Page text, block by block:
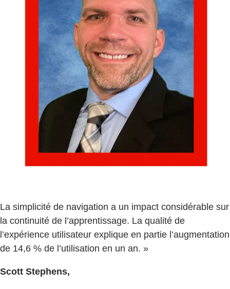
La simplicité de navigation a un impact considérable sur
la continuité de l’apprentissage. La qualité de
l’expérience utilisateur explique en partie l’augmentation
de 14,6 % de l’utilisation en un an. »
Scott Stephens,